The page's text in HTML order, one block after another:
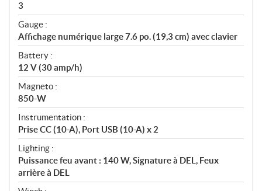
3
Gauge :
Affichage numérique large 7.6 po. (19,3 cm) avec clavier
Battery :
12 V (30 amp/h)
Magneto :
850-W
Instrumentation :
Prise CC (10-A), Port USB (10-A) x 2
Lighting :
Puissance feu avant : 140 W, Signature à DEL, Feux
arrière à DEL